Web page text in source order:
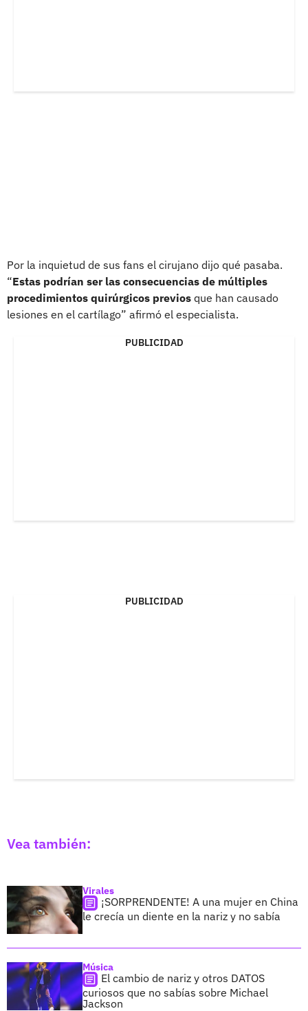
Por la inquietud de sus fans el cirujano dijo qué pasaba.
“Estas podrían ser las consecuencias de múltiples
procedimientos quirúrgicos previos que han causado
lesiones en el cartílago” afirmó el especialista.
PUBLICIDAD
PUBLICIDAD
Vea también:
Virales
¡SORPRENDENTE! A una mujer en China
le crecía un diente en la nariz y no sabía
Música
El cambio de nariz y otros DATOS
curiosos que no sabías sobre Michael
Jackson